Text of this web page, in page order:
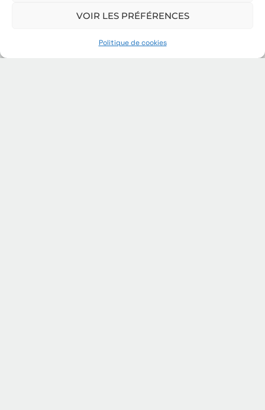
VOIR LES PRÉFÉRENCES
Politique de cookies